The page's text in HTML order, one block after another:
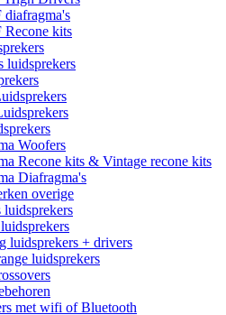
diafragma's
Recone kits
luidsprekers
Woofers
Recone kits & Vintage recone kits
Diafragma's
overige
luidsprekers
luidsprekers + drivers
luidsprekers
met wifi of Bluetooth